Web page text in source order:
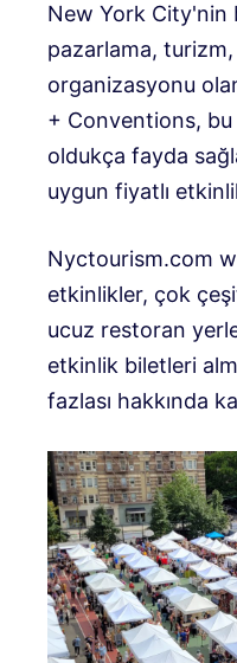
New York City'nin
pazarlama,
organizasyonu
+ Conventions,
oldukça fayda
uygun fiyatlı
Nyctourism.com
etkinlikler, çok
ucuz restoran
etkinlik biletleri
fazlası hakkında